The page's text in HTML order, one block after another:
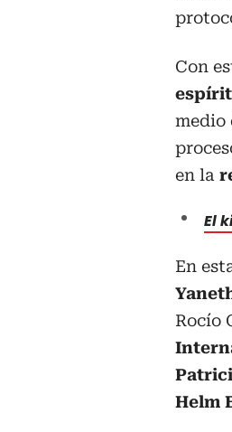
Con
medio
en la
El
En
Rocío
Helm